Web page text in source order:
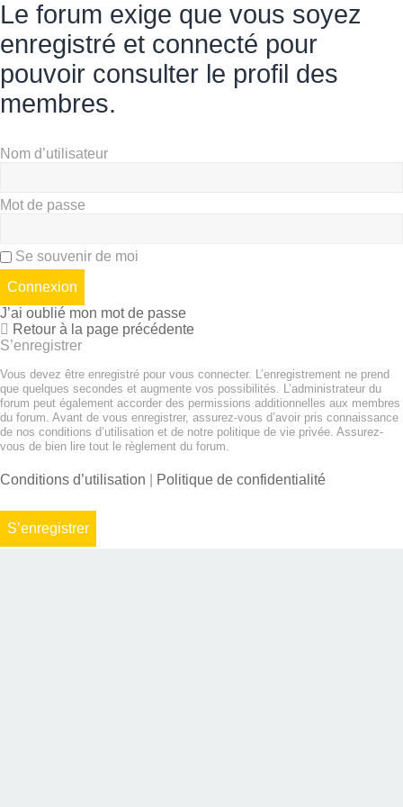
Le forum exige que vous soyez
enregistré et connecté pour
pouvoir consulter le profil des
membres.
Nom d’utilisateur
Mot de passe
Se souvenir de moi
J’ai oublié mon mot de passe
Retour à la page précédente
S’enregistrer
Vous devez être enregistré pour vous connecter. L’enregistrement ne prend
que quelques secondes et augmente vos possibilités. L’administrateur du
forum peut également accorder des permissions additionnelles aux membres
du forum. Avant de vous enregistrer, assurez-vous d’avoir pris connaissance
de nos conditions d’utilisation et de notre politique de vie privée. Assurez-
vous de bien lire tout le règlement du forum.
Conditions d’utilisation Politique de confidentialité
S’enregistrer